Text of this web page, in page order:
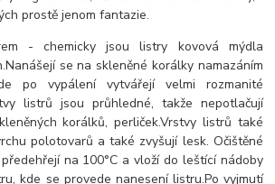
prostě jenom fantazie.
- chemicky jsou listry kovová mýdla
Nanášejí se na skleněné korálky namazáním
po vypálení vytvářejí velmi rozmanité
listrů jsou průhledné, takže nepotlačují
korálků, perliček.Vrstvy listrů také
polotovarů a také zvyšují lesk. Očištěné
na 100°C a vloží do leštící nádoby
kde se provede nanesení listru.Po vyjmutí